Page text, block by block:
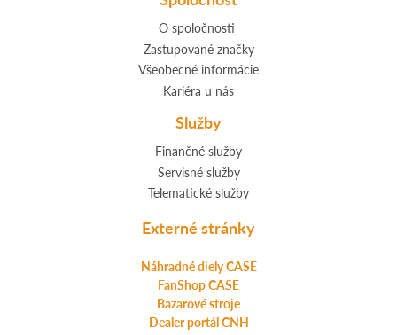
O spoločnosti
Zastupované značky
Všeobecné informácie
Kariéra u nás
Služby
Finančné služby
Servisné služby
Telematické služby
Externé stránky
Náhradné diely CASE
FanShop CASE
Bazarové stroje
Dealer portál CNH